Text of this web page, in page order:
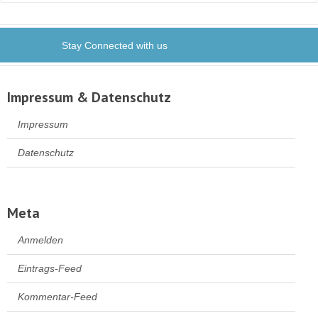
Stay Connected with us
Impressum & Datenschutz
Impressum
Datenschutz
Meta
Anmelden
Eintrags-Feed
Kommentar-Feed